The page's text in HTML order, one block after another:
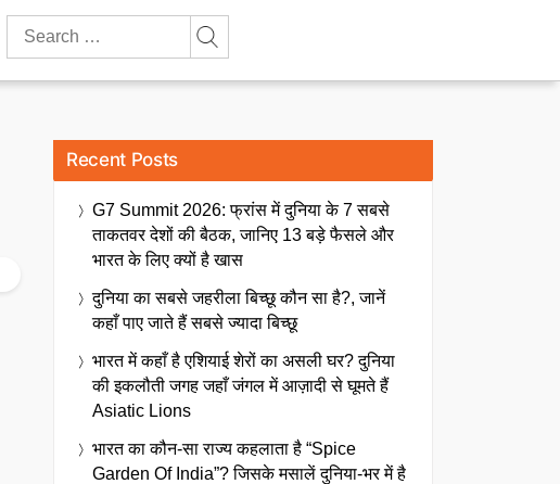
Search
Recent Posts
G7 Summit 2026: फ्रांस में दुनिया के 7 सबसे
ताकतवर देशों की बैठक, जानिए 13 बड़े फैसले और
भारत के लिए क्यों है खास
दुनिया का सबसे जहरीला बिच्छू कौन सा है?, जानें
कहाँ पाए जाते हैं सबसे ज्यादा बिच्छू
भारत में कहाँ है एशियाई शेरों का असली घर? दुनिया
की इकलौती जगह जहाँ जंगल में आज़ादी से घूमते हैं
Asiatic Lions
भारत का कौन-सा राज्य कहलाता है “Spice
Garden Of India”? जिसके मसालें दुनिया-भर में है